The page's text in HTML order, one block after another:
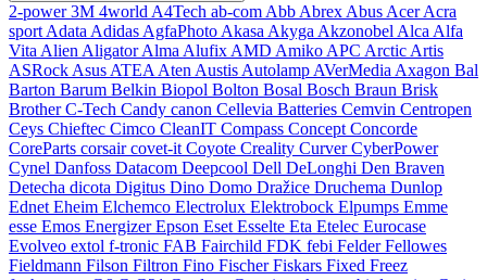
2-power3M 4world A4Tech ab-com Abb Abrex Abus AcerAcra
sport Adata Adidas AgfaPhoto Akasa Akyga Akzonobel Alca Alfa
Vita Alien AligatorAlma Alufix AMD Amiko APC Arctic Artis
ASRock Asus ATEA Aten Austis Autolamp AVerMedia Axagon Bal
Barton Barum Belkin Biopol Bolton Bosal Bosch Braun Brisk
BrotherC-Tech Candy canon Cellevia Batteries Cemvin Centropen
Ceys Chieftec Cimco CleanIT Compass Concept Concorde
CoreParts corsaircovet-it Coyote Creality CurverCyberPower
Cynel Danfoss Datacom Deepcool Dell DeLonghi Den Braven
Detecha dicota Digitus Dino Domo Dražice Druchema Dunlop
Ednet Eheim Elchemco Electrolux Elektrobock Elpumps Emme
esse Emos EnergizerEpson Eset Esselte Eta Etelec Eurocase
Evolveo extol f-tronic FAB Fairchild FDK febi FelderFellowes
Fieldmann Filson Filtron Fino FischerFiskars Fixed Freez